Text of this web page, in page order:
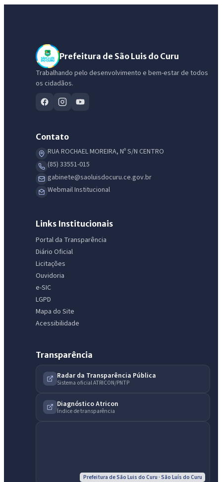
Prefeitura de São Luis do Curu
Trabalhando pelo desenvolvimento e bem-estar de todos
os cidadãos.
Contato
RUA ROCHAEL MOREIRA, Nº S/N CENTRO
(85) 33551-015
gabinete@saoluisdocuru.ce.gov.br
Webmail Institucional
Links Institucionais
Portal da Transparência
Diário Oficial
Licitações
Ouvidoria
e-SIC
LGPD
Mapa do Site
Acessibilidade
Transparência
Radar da Transparência Pública
Sistema oficial ATRICON/PNTP
Diagnóstico Atricon
Índice de transparência
Prefeitura de São Luis do Curu · São Luís do Curu
IntGest AI
Assistente do Portal